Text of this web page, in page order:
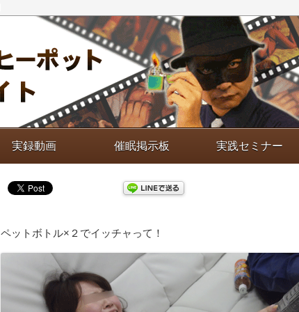
実録動画 催眠掲示板 実践セミナー
ペットボトル×２でイッチャって！